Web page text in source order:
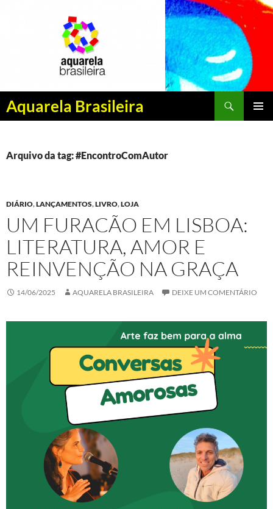
Aquarela Brasileira
Pesquisar
PULAR
CONTEÚDO
Arquivo da tag: #EncontroComAutor
DIÁRIO,LANÇAMENTOS,LIVRO,LOJA
UM FURACÃO EM LISBOA:
LITERATURA, AMOR E
REINVENÇÃO NA GRAÇA
14/06/2025 AQUARELA BRASILEIRA DEIXE UM COMENTÁRIO